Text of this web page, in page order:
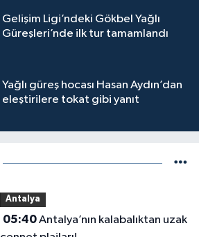
Gelişim Ligi’ndeki Gökbel Yağlı
Güreşleri’nde ilk tur tamamlandı
Yağlı güreş hocası Hasan Aydın’dan
eleştirilere tokat gibi yanıt
Antalya
05:40Antalya’nın kalabalıktan uzak